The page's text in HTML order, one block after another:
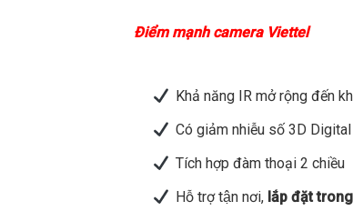
Điểm mạnh camera Viettel
Khả năng IR mở rộng đến
Có giảm nhiễu số 3D
Tích hợp đàm thoại 2 chiều
Hỗ trợ tận nơi,lắp đặt